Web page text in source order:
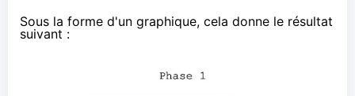
Sous la forme d'un graphique, cela donne le résultat
suivant :